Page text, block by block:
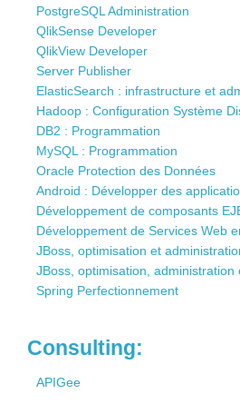
PostgreSQL Administration
QlikSense Developer
QlikView Developer
Server Publisher
ElasticSearch : infrastructure et
Hadoop : Configuration Système
DB2 : Programmation
MySQL : Programmation
Oracle Protection des Données
Android : Développer des
Développement de composants
Développement de Services Web
JBoss, optimisation et
JBoss, optimisation, administration
Spring Perfectionnement
Consulting:
APIGee